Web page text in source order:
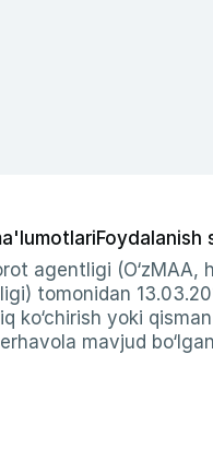
Foydalanish
agentligi
tomonidan
ko‘chirish yoki
mavjud